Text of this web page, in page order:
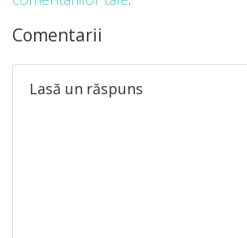
Comentarii
Lasă un răspuns